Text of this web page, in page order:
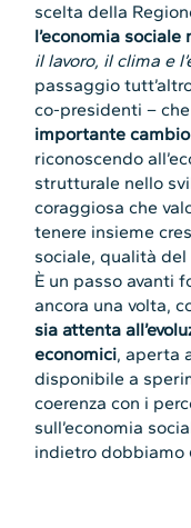
scelta della
l’economia
il lavoro, il clima e
passaggio
co-presidenti –
importante
riconoscendo
strutturale nello
coraggiosa che
tenere insieme
sociale, qualità del
È un passo avanti
ancora una volta,
sia attenta
economici, aperta
disponibile a
coerenza con i
sull’economia
indietro dobbiamo